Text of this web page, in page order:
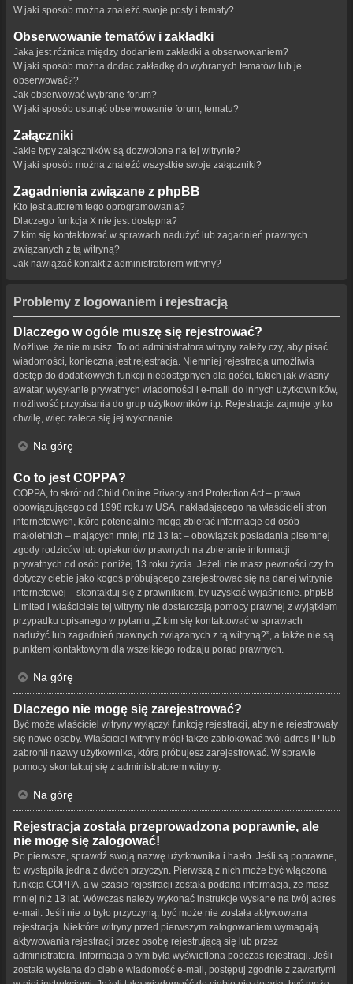
W jaki sposób można znaleźć swoje posty i tematy?
Obserwowanie tematów i zakładki
Jaka jest różnica między dodaniem zakładki a obserwowaniem?
W jaki sposób można dodać zakładkę do wybranych tematów lub je
obserwować??
Jak obserwować wybrane forum?
W jaki sposób usunąć obserwowanie forum, tematu?
Załączniki
Jakie typy załączników są dozwolone na tej witrynie?
W jaki sposób można znaleźć wszystkie swoje załączniki?
Zagadnienia związane z phpBB
Kto jest autorem tego oprogramowania?
Dlaczego funkcja X nie jest dostępna?
Z kim się kontaktować w sprawach nadużyć lub zagadnień prawnych
związanych z tą witryną?
Jak nawiązać kontakt z administratorem witryny?
Problemy z logowaniem i rejestracją
Dlaczego w ogóle muszę się rejestrować?
Możliwe, że nie musisz. To od administratora witryny zależy czy, aby pisać
wiadomości, konieczna jest rejestracja. Niemniej rejestracja umożliwia
dostęp do dodatkowych funkcji niedostępnych dla gości, takich jak własny
awatar, wysyłanie prywatnych wiadomości i e-maili do innych użytkowników,
możliwość przypisania do grup użytkowników itp. Rejestracja zajmuje tylko
chwilę, więc zaleca się jej wykonanie.
Na górę
Co to jest COPPA?
COPPA, to skrót od Child Online Privacy and Protection Act – prawa
obowiązującego od 1998 roku w USA, nakładającego na właścicieli stron
internetowych, które potencjalnie mogą zbierać informacje od osób
małoletnich – mających mniej niż 13 lat – obowiązek posiadania pisemnej
zgody rodziców lub opiekunów prawnych na zbieranie informacji
prywatnych od osób poniżej 13 roku życia. Jeżeli nie masz pewności czy to
dotyczy ciebie jako kogoś próbującego zarejestrować się na danej witrynie
internetowej – skontaktuj się z prawnikiem, by uzyskać wyjaśnienie. phpBB
Limited i właściciele tej witryny nie dostarczają pomocy prawnej z wyjątkiem
przypadku opisanego w pytaniu „Z kim się kontaktować w sprawach
nadużyć lub zagadnień prawnych związanych z tą witryną?”, a także nie są
punktem kontaktowym dla wszelkiego rodzaju porad prawnych.
Na górę
Dlaczego nie mogę się zarejestrować?
Być może właściciel witryny wyłączył funkcję rejestracji, aby nie rejestrowały
się nowe osoby. Właściciel witryny mógł także zablokować twój adres IP lub
zabronił nazwy użytkownika, którą próbujesz zarejestrować. W sprawie
pomocy skontaktuj się z administratorem witryny.
Na górę
Rejestracja została przeprowadzona poprawnie, ale
nie mogę się zalogować!
Po pierwsze, sprawdź swoją nazwę użytkownika i hasło. Jeśli są poprawne,
to wystąpiła jedna z dwóch przyczyn. Pierwszą z nich może być włączona
funkcja COPPA, a w czasie rejestracji została podana informacja, że masz
mniej niż 13 lat. Wówczas należy wykonać instrukcje wysłane na twój adres
e-mail. Jeśli nie to było przyczyną, być może nie została aktywowana
rejestracja. Niektóre witryny przed pierwszym zalogowaniem wymagają
aktywowania rejestracji przez osobę rejestrującą się lub przez
administratora. Informacja o tym była wyświetlona podczas rejestracji. Jeśli
została wysłana do ciebie wiadomość e-mail, postępuj zgodnie z zawartymi